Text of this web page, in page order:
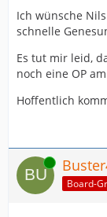
Ich wünsche
schnelle
Es tut mir leid,
noch eine OP
Hoffentlich
Online
Board-